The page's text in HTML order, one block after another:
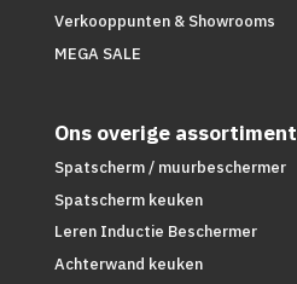
Verkooppunten & Showrooms
MEGA SALE
Ons overige assortiment
Spatscherm / muurbeschermer
Spatscherm keuken
Leren Inductie Beschermer
Achterwand keuken